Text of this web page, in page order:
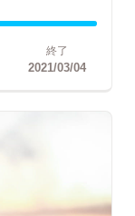
終了
2021/03/04